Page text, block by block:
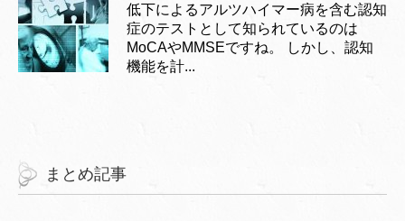
低下によるアルツハイマー病を含む認知
症のテストとして知られているのは
MoCAやMMSEですね。 しかし、認知
機能を計...
まとめ記事